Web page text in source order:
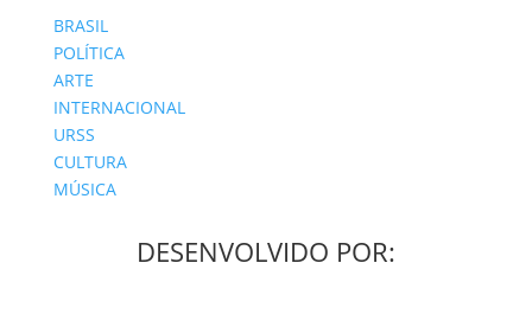
BRASIL
POLÍTICA
ARTE
INTERNACIONAL
URSS
CULTURA
MÚSICA
DESENVOLVIDO POR: